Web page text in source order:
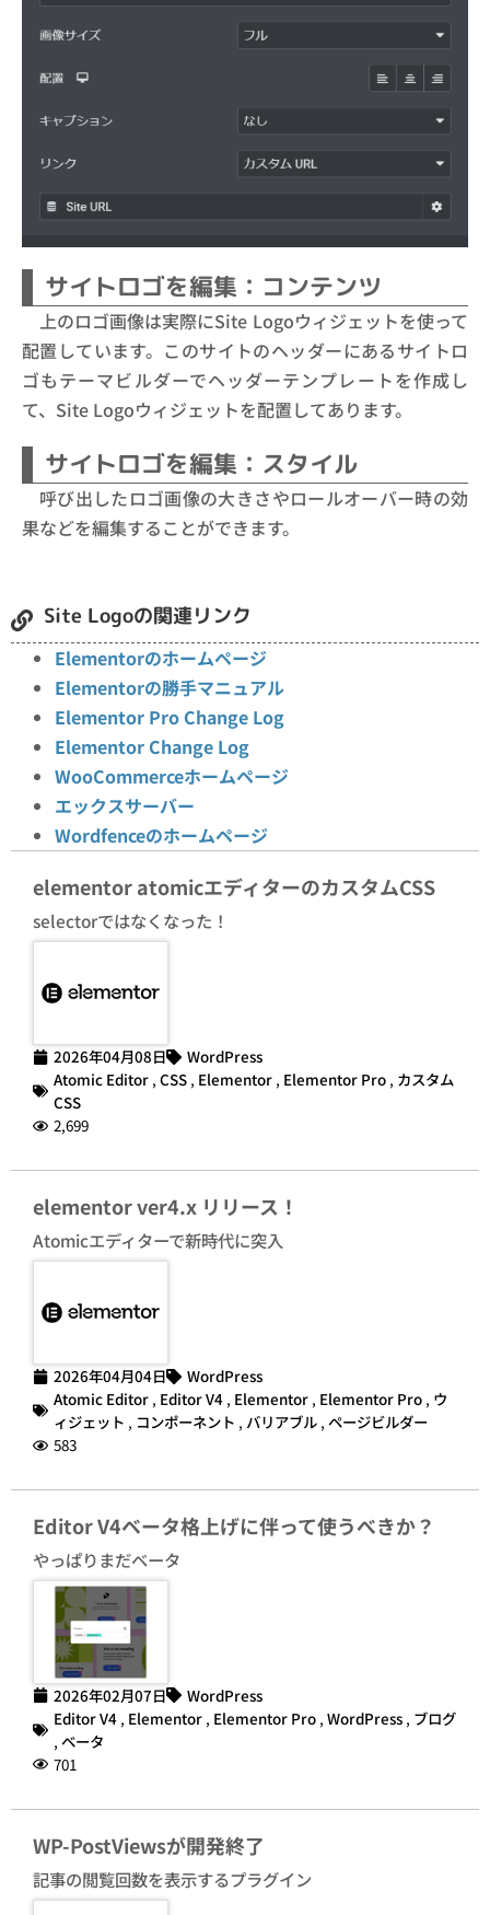
サイトロゴを編集：コンテンツ
上のロゴ画像は実際にSite Logoウィジェットを使って
配置しています。このサイトのヘッダーにあるサイトロ
ゴもテーマビルダーでヘッダーテンプレートを作成し
て、Site Logoウィジェットを配置してあります。
サイトロゴを編集：スタイル
呼び出したロゴ画像の大きさやロールオーバー時の効
果などを編集することができます。
Site Logoの関連リンク
Elementorのホームページ
Elementorの勝手マニュアル
Elementor Pro Change Log
Elementor Change Log
WooCommerceホームページ
エックスサーバー
Wordfenceのホームページ
elementor atomicエディターのカスタムCSS
selectorではなくなった！
2026年04月08日
WordPress
Atomic Editor , CSS , Elementor , Elementor Pro , カスタム
CSS
2,699
elementor ver4.x リリース！
Atomicエディターで新時代に突入
2026年04月04日
WordPress
Atomic Editor , Editor V4 , Elementor , Elementor Pro , ウ
ィジェット , コンポーネント , バリアブル , ページビルダー
583
Editor V4ベータ格上げに伴って使うべきか？
やっぱりまだベータ
2026年02月07日
WordPress
Editor V4 , Elementor , Elementor Pro , WordPress , ブログ
, ベータ
701
WP-PostViewsが開発終了
記事の閲覧回数を表示するプラグイン